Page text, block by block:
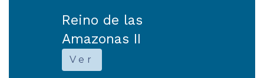
Reino de las
Amazonas II
Ver